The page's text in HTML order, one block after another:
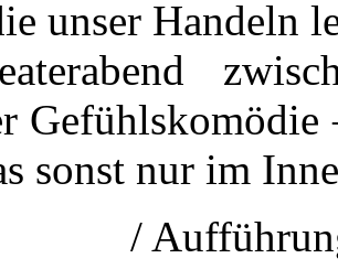
unser Handeln
sonst nur im
/